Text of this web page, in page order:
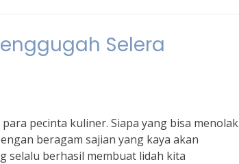
Selera
pecinta kuliner. Siapa yang bisa menolak
beragam sajian yang kaya akan
selalu berhasil membuat lidah kita